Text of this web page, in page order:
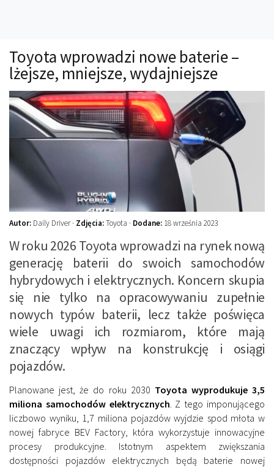
Technika jazdy
Oświetlenie
Kalkulatory
Przelicznik mocy
Auto z niemiec
Galerie
Toyota wprowadzi nowe baterie –
lżejsze, mniejsze, wydajniejsze
Autor: Daily Driver · Zdjęcia:Toyota · Dodane: 18 września 2023
W roku 2026 Toyota wprowadzi na rynek nową
generację baterii do swoich samochodów
hybrydowych i elektrycznych. Koncern skupia
się nie tylko na opracowywaniu zupełnie
nowych typów baterii, lecz także poświęca
wiele uwagi ich rozmiarom, które mają
znaczący wpływ na konstrukcję i osiągi
pojazdów.
Planowane jest, że do roku 2030 Toyota wyprodukuje 3,5
miliona samochodów elektrycznych . Z tego imponującego
liczbowo wyniku, 1,7 miliona pojazdów wyjdzie spod młota w
nowej fabryce BEV Factory, która wykorzystuje innowacyjne
procesy produkcyjne. Istotnym aspektem zwiększania
dostępności pojazdów elektrycznych będą baterie nowej